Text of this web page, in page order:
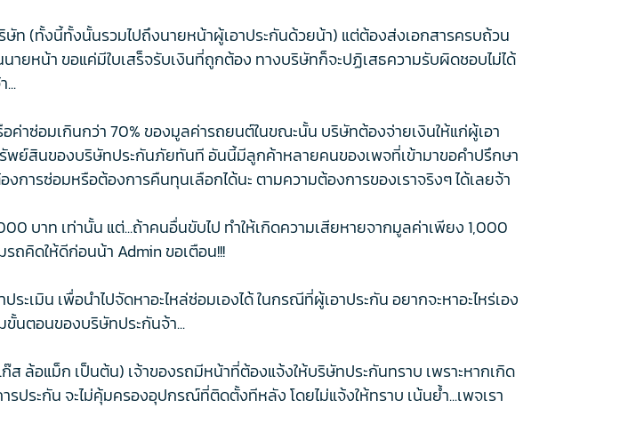
ท (ทั้งนี้ทั้งนั้นรวมไปถึงนายหน้าผู้เอาประกันด้วยน้า) แต่ต้องส่งเอกสารครบถ้วน
หน้า ขอแค่มีใบเสร็จรับเงินที่ถูกต้อง ทางบริษัทก็จะปฏิเสธความรับผิดชอบไม่ได้
ซ่อมเกินกว่า 70% ของมูลค่ารถยนต์ในขณะนั้น บริษัทต้องจ่ายเงินให้แก่ผู้เอา
พย์สินของบริษัทประกันภัยทันที อันนี้มีลูกค้าหลายคนของเพจที่เข้ามาขอคำปรึกษา
การซ่อมหรือต้องการคืนทุนเลือกได้นะ ตามความต้องการของเราจริงๆ ได้เลยจ้า
บาท เท่านั้น แต่...ถ้าคนอื่นขับไป ทำให้เกิดความเสียหายจากมูลค่าเพียง 1,000
ถคิดให้ดีก่อนน้า Admin ขอเตือน!!!
ะเมิน เพื่อนำไปจัดหาอะไหล่ซ่อมเองได้ ในกรณีที่ผู้เอาประกัน อยากจะหาอะไหร่เอง
ขั้นตอนของบริษัทประกันจ้า...
อแม็ก เป็นต้น) เจ้าของรถมีหน้าที่ต้องแจ้งให้บริษัทประกันทราบ เพราะหากเกิด
ระกัน จะไม่คุ้มครองอุปกรณ์ที่ติดตั้งทีหลัง โดยไม่แจ้งให้ทราบ เน้นย้ำ...เพจเรา